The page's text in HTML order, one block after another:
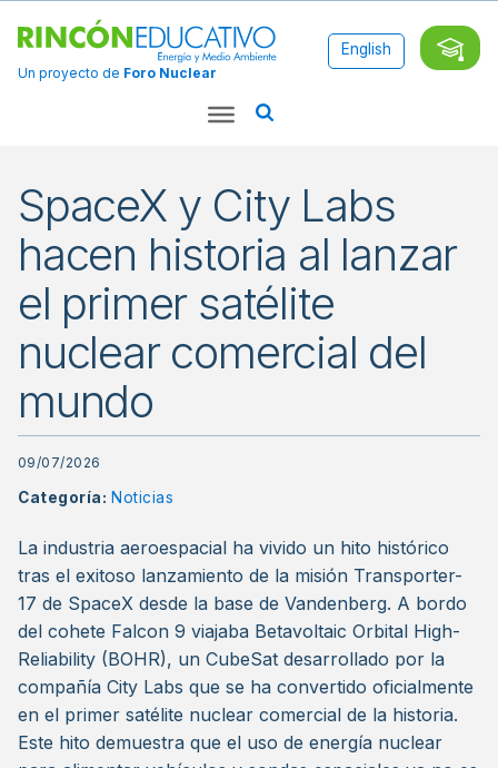
Un proyecto de Foro Nuclear
English
SpaceX y City Labs
hacen historia al lanzar
el primer satélite
nuclear comercial del
mundo
09/07/2026
Categoría: Noticias
La industria aeroespacial ha vivido un hito histórico
tras el exitoso lanzamiento de la misión Transporter-
17 de SpaceX desde la base de Vandenberg. A bordo
del cohete Falcon 9 viajaba Betavoltaic Orbital High-
Reliability (BOHR), un CubeSat desarrollado por la
compañía City Labs que se ha convertido oficialmente
en el primer satélite nuclear comercial de la historia.
Este hito demuestra que el uso de energía nuclear